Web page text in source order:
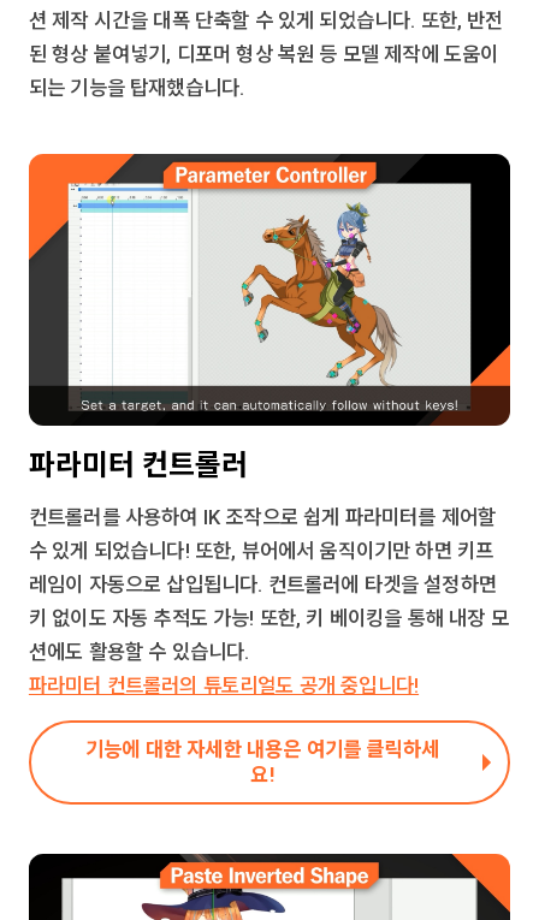
션 제작 시간을 대폭 단축할 수 있게 되었습니다. 또한, 반전
된 형상 붙여넣기, 디포머 형상 복원 등 모델 제작에 도움이
되는 기능을 탑재했습니다.
파라미터 컨트롤러
컨트롤러를 사용하여 IK 조작으로 쉽게 파라미터를 제어할
수 있게 되었습니다! 또한, 뷰어에서 움직이기만 하면 키프
레임이 자동으로 삽입됩니다. 컨트롤러에 타겟을 설정하면
키 없이도 자동 추적도 가능! 또한, 키 베이킹을 통해 내장 모
션에도 활용할 수 있습니다.
파라미터 컨트롤러의 튜토리얼도 공개 중입니다!
기능에 대한 자세한 내용은 여기를 클릭하세
요!